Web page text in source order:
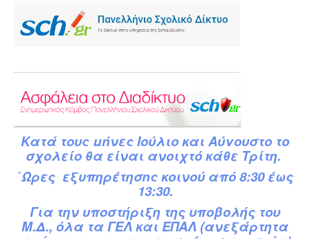
Κατά τους μήνες Ιούλιο και Αύγουστο το
σχολείο θα είναι ανοιχτό κάθε Τρίτη.
΄Ωρες εξυπηρέτησης κοινού από 8:30 έως
13:30.
Για την υποστήριξη της υποβολής του
Μ.Δ., όλα τα ΓΕΛ και ΕΠΑΛ (ανεξάρτητα